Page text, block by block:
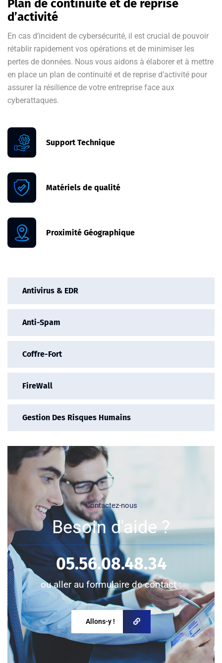
Antivirus & EDR
Anti-Spam
Coffre-Fort
FireWall
Gestion Des Risques Humains
Contactez-nous
Besoin d'aide ?
05.56.08.48.34
ou aller au formulaire de contact :
Allons-y !
Plan de continuité et de reprise
d’activité
En cas d’incident de cybersécurité, il est crucial de pouvoir
rétablir rapidement vos opérations et de minimiser les
pertes de données. Nous vous aidons à élaborer et à mettre
en place un plan de continuité et de reprise d’activité pour
assurer la résilience de votre entreprise face aux
cyberattaques.
Support Technique
Matériels de qualité
Proximité Géographique